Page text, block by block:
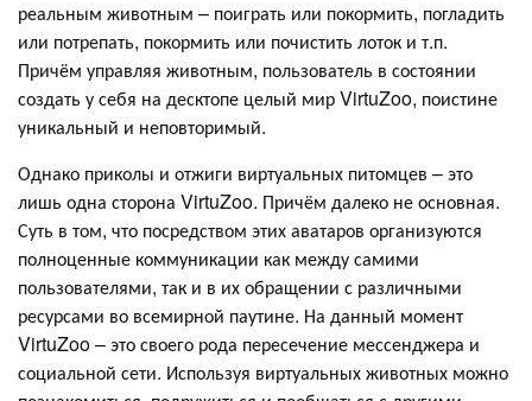
реальным животным – поиграть или покормить, погладить
или потрепать, покормить или почистить лоток и т.п.
Причём управляя животным, пользователь в состоянии
создать у себя на десктопе целый мир VirtuZoo, поистине
уникальный и неповторимый.
Однако приколы и отжиги виртуальных питомцев – это
лишь одна сторона VirtuZoo. Причём далеко не основная.
Суть в том, что посредством этих аватаров организуются
полноценные коммуникации как между самими
пользователями, так и в их обращении с различными
ресурсами во всемирной паутине. На данный момент
VirtuZoo – это своего рода пересечение мессенджера и
социальной сети. Используя виртуальных животных можно